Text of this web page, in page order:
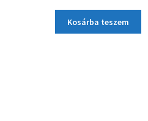
Kosárba teszem